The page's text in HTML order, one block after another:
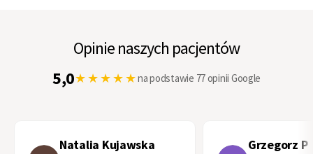
Opinie naszych pacjentów
5,0★★★★★na podstawie 77 opinii Google
Natalia Kujawska
Grzegorz P